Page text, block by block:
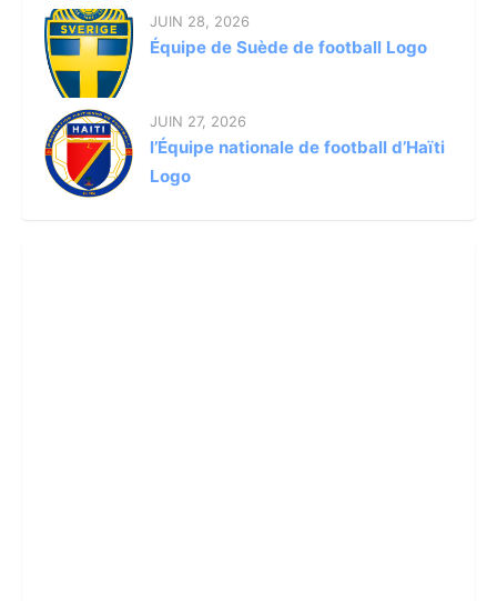
JUIN 28, 2026
Équipe de Suède de football Logo
JUIN 27, 2026
l’Équipe nationale de football d’Haïti
Logo